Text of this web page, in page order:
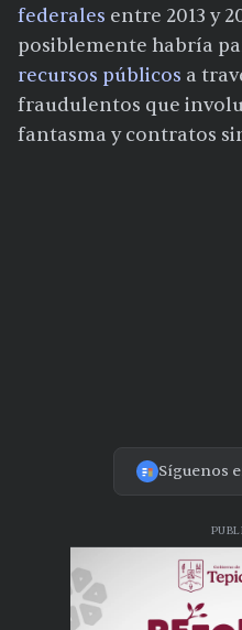
federales entre 2013 y
posiblemente habría
recursos públicos a
fraudulentos que
fantasma y contratos
Síguenos